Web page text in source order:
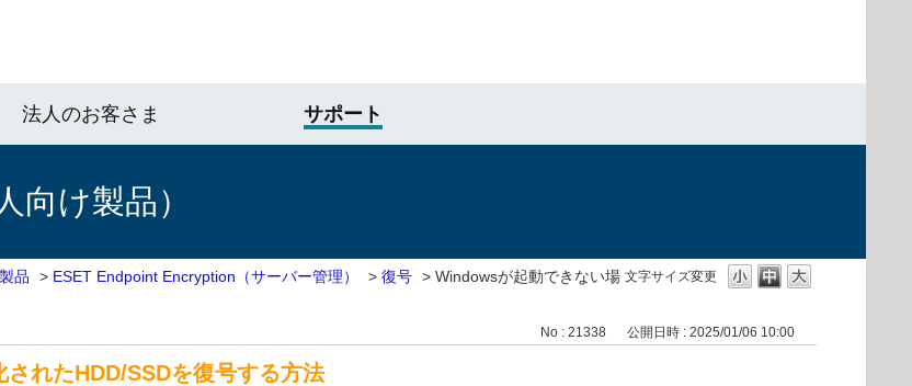
法人のお客さま サポート
け製品）
文字サイズ変更
品 > ESET Endpoint Encryption（サーバー管理） > 復号 > Windowsが起動できない場
No : 21338 公開日時 : 2025/01/06 10:00
れたHDD/SSDを復号する方法